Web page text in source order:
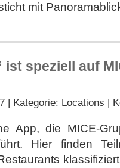
mit
ist speziell auf
| Kategorie: Locations |
App, die MICE-
Hier finden